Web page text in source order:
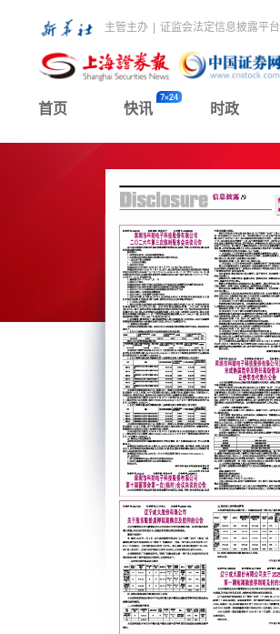
主管主办 证监会法定信息披露平台
首页 快讯 时政